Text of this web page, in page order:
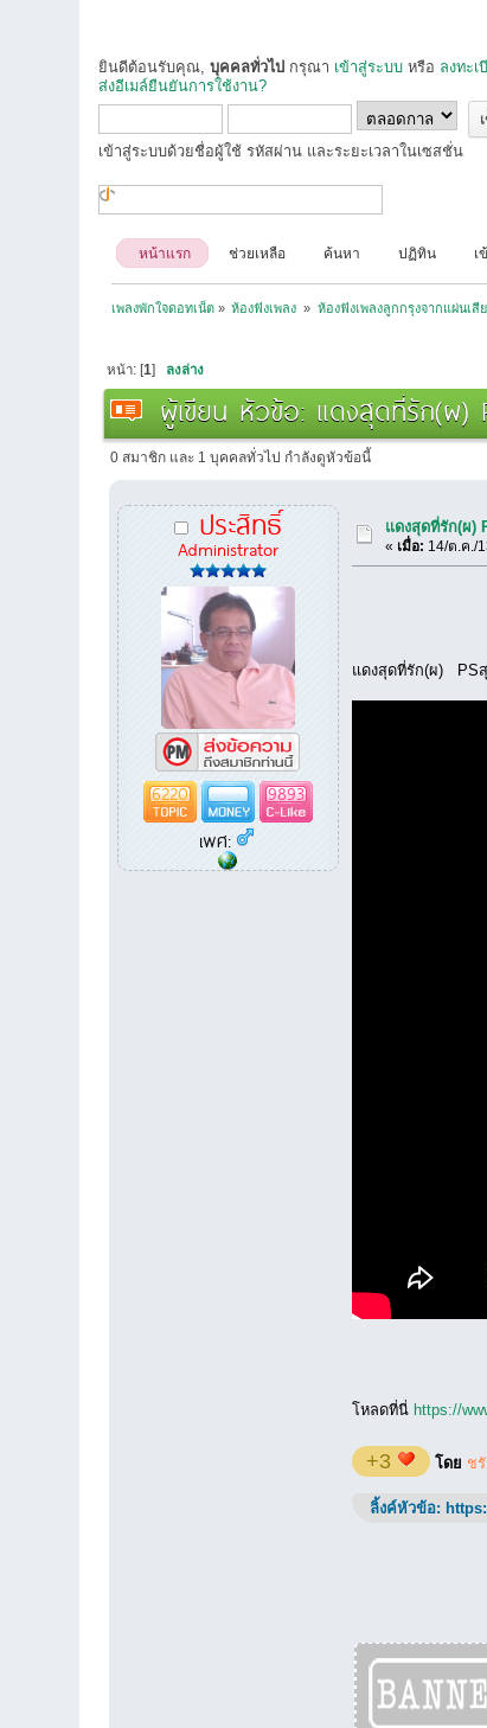
ยินดีต้อนรับคุณ,บุคคลทั่วไป กรุณา เข้าสู่ระบบ หรือ ลงทะเ
ส่งอีเมล์ยืนยันการใช้งาน?
เข้าสู่ระบบด้วยชื่อผู้ใช้ รหัสผ่าน และระยะเวลาในเซสชั่น
หน้าแรก ช่วยเหลือ ค้นหา ปฏิทิน เ
เพลงพักใจดอทเน็ต» ห้องฟังเพลง » ห้องฟังเพลงลูกกรุงจากแผ่นเสี
หน้า: [1] ลงล่าง
ผู้เขียน หัวข้อ: แดงสุดที่รัก(ผ)
0 สมาชิก และ 1 บุคคลทั่วไป กำลังดูหัวข้อนี้
ประสิทธิ์
Administrator
6220
9893
เพศ:
แดงสุดที่รัก(ผ)
« เมื่อ: 14/ต.ค./
แดงสุดที่รัก(ผ) PS
โหลดที่นี่ https://
+3 โดย ช
ลิ้งค์หัวข้อ: